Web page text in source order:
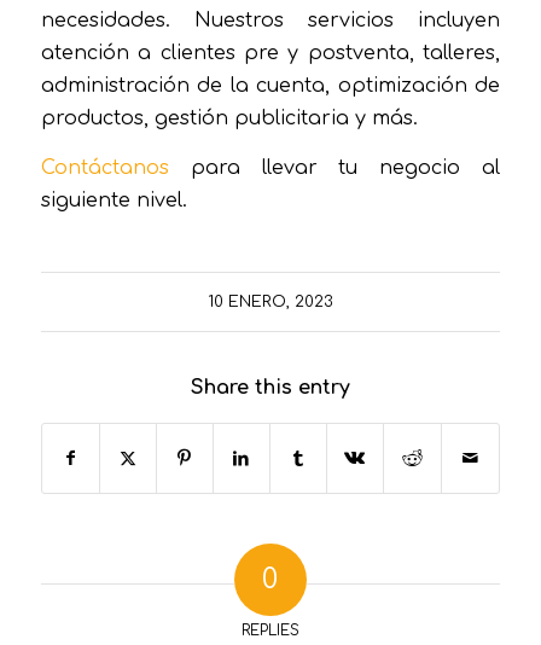
necesidades. Nuestros servicios incluyen
atención a clientes pre y postventa, talleres,
administración de la cuenta, optimización de
productos, gestión publicitaria y más.
Contáctanos para llevar tu negocio al
siguiente nivel.
10 ENERO, 2023
Share this entry
0
REPLIES